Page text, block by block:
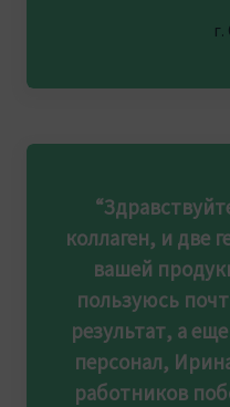
коллаген, и две
вашей
пользуюсь
результат, а
персонал,
работников